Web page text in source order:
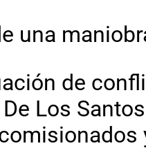
una
de
Los